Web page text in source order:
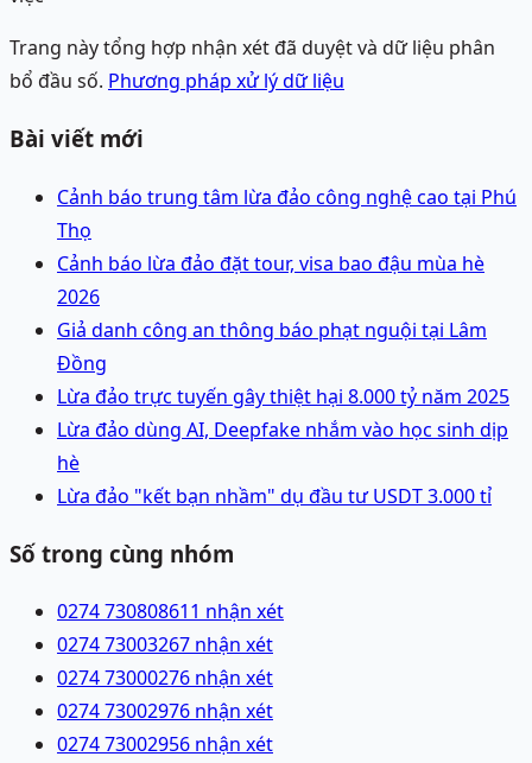
Trang này tổng hợp nhận xét đã duyệt và dữ liệu phân
bổ đầu số. Phương pháp xử lý dữ liệu
Bài viết mới
Cảnh báo trung tâm lừa đảo công nghệ cao tại Phú
Thọ
Cảnh báo lừa đảo đặt tour, visa bao đậu mùa hè
2026
Giả danh công an thông báo phạt nguội tại Lâm
Đồng
Lừa đảo trực tuyến gây thiệt hại 8.000 tỷ năm 2025
Lừa đảo dùng AI, Deepfake nhắm vào học sinh dịp
hè
Lừa đảo "kết bạn nhầm" dụ đầu tư USDT 3.000 tỉ
Số trong cùng nhóm
0274 730808611 nhận xét
0274 73003267 nhận xét
0274 73000276 nhận xét
0274 73002976 nhận xét
0274 73002956 nhận xét